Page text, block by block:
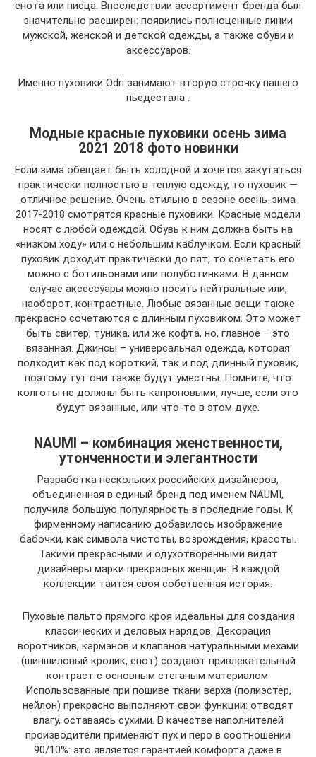
енота или писца. Впоследствии ассортимент бренда был
значительно расширен: появились полноценные линии
мужской, женской и детской одежды, а также обуви и
аксессуаров.
Именно пуховики Odri занимают вторую строчку нашего
пьедестала .
Модные красные пуховики осень зима
2021 2018 фото новинки
Если зима обещает быть холодной и хочется закутаться
практически полностью в теплую одежду, то пуховик —
отличное решение. Очень стильно в сезоне осень-зима
2017-2018 смотрятся красные пуховики. Красные модели
носят с любой одеждой. Обувь к ним должна быть на
«низком ходу» или с небольшим каблучком. Если красный
пуховик доходит практически до пят, то сочетать его
можно с ботильонами или полуботинками. В данном
случае аксессуары можно носить нейтральные или,
наоборот, контрастные. Любые вязанные вещи также
прекрасно сочетаются с длинным пуховиком. Это может
быть свитер, туника, или же кофта, но, главное – это
вязанная. Джинсы – универсальная одежда, которая
подходит как под короткий, так и под длинный пуховик,
поэтому тут они также будут уместны. Помните, что
колготы не должны быть капроновыми, лучше, если это
будут вязанные, или что-то в этом духе.
NAUMI – комбинация женственности,
утонченности и элегантности
Разработка нескольких российских дизайнеров,
объединенная в единый бренд под именем NAUMI,
получила большую популярность в последние годы. К
фирменному написанию добавилось изображение
бабочки, как символа чистоты, возрождения, красоты.
Такими прекрасными и одухотворенными видят
дизайнеры марки прекрасных женщин. В каждой
коллекции таится своя собственная история.
Пуховые пальто прямого кроя идеальны для создания
классических и деловых нарядов. Декорация
воротников, карманов и клапанов натуральными мехами
(шиншиловый кролик, енот) создают привлекательный
контраст с основным стеганым материалом.
Использованные при пошиве ткани верха (полиэстер,
нейлон) прекрасно выполняют свои функции: отводят
влагу, оставаясь сухими. В качестве наполнителей
производители применяют пух и перо в соотношении
90/10%: это является гарантией комфорта даже в